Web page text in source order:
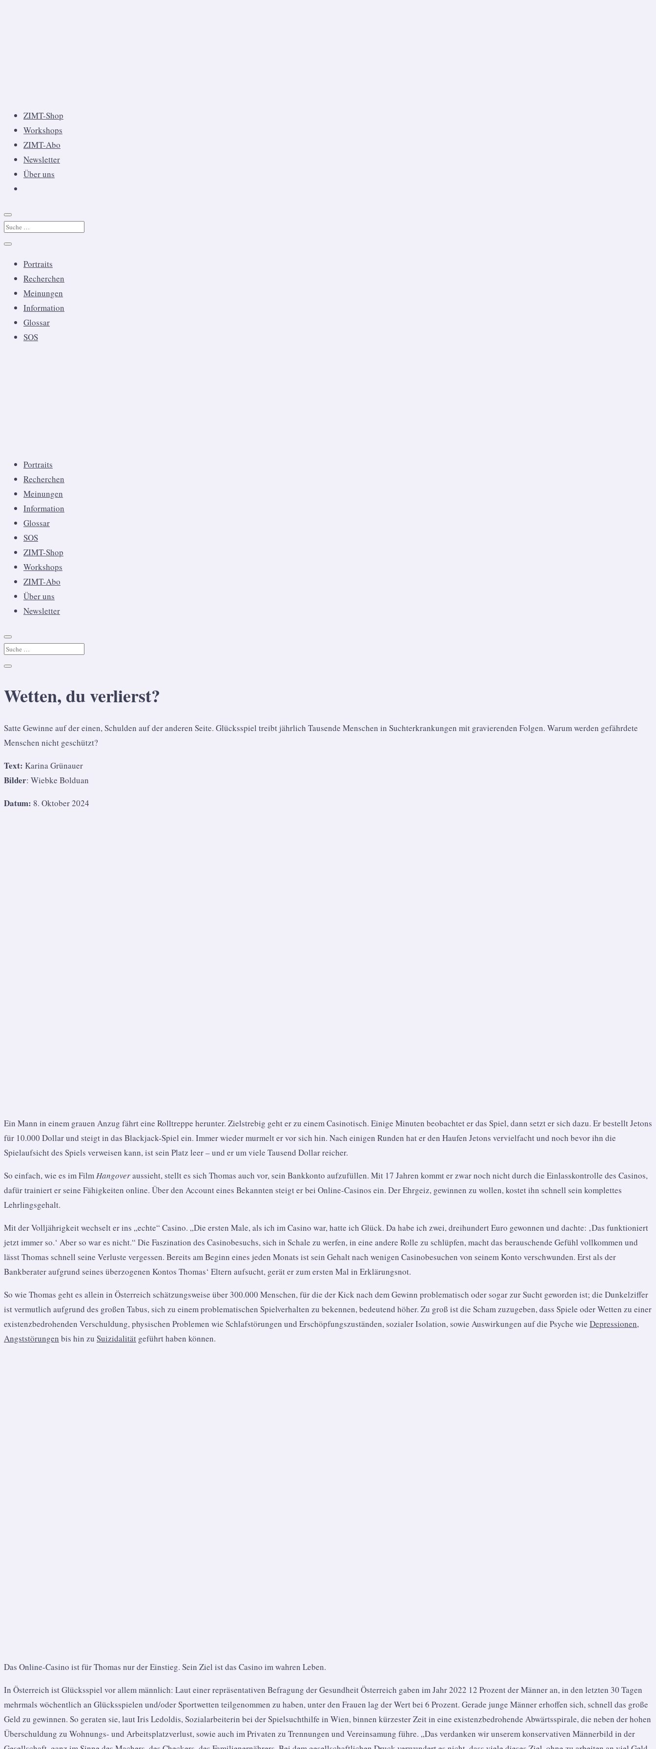
ZIMT-Shop
Workshops
ZIMT-Abo
Newsletter
Über uns
Portraits
Recherchen
Meinungen
Information
Glossar
SOS
Portraits
Recherchen
Meinungen
Information
Glossar
SOS
ZIMT-Shop
Workshops
ZIMT-Abo
Über uns
Newsletter
Wetten, du verlierst?
Satte Gewinne auf der einen, Schulden auf der anderen Seite. Glücksspiel treibt jährlich Tausende Menschen in Suchterkrankungen mit gravierenden Folgen. Warum werden gefährdete
Menschen nicht geschützt?
Text: Karina Grünauer
Bilder: Wiebke Bolduan
Datum: 8. Oktober 2024
Ein Mann in einem grauen Anzug fährt eine Rolltreppe herunter. Zielstrebig geht er zu einem Casinotisch. Einige Minuten beobachtet er das Spiel, dann setzt er sich dazu. Er bestellt Jetons
für 10.000 Dollar und steigt in das Blackjack-Spiel ein. Immer wieder murmelt er vor sich hin. Nach einigen Runden hat er den Haufen Jetons vervielfacht und noch bevor ihn die
Spielaufsicht des Spiels verweisen kann, ist sein Platz leer – und er um viele Tausend Dollar reicher.
So einfach, wie es im FilmHangoveraussieht, stellt es sich Thomas auch vor, sein Bankkonto aufzufüllen. Mit 17 Jahren kommt er zwar noch nicht durch die Einlasskontrolle des Casinos,
dafür trainiert er seine Fähigkeiten online. Über den Account eines Bekannten steigt er bei Online-Casinos ein. Der Ehrgeiz, gewinnen zu wollen, kostet ihn schnell sein komplettes
Lehrlingsgehalt.
Mit der Volljährigkeit wechselt er ins „echte“ Casino. „Die ersten Male, als ich im Casino war, hatte ich Glück. Da habe ich zwei, dreihundert Euro gewonnen und dachte: ‚Das funktioniert
jetzt immer so.‘ Aber so war es nicht.“ Die Faszination des Casinobesuchs, sich in Schale zu werfen, in eine andere Rolle zu schlüpfen, macht das berauschende Gefühl vollkommen und
lässt Thomas schnell seine Verluste vergessen. Bereits am Beginn eines jeden Monats ist sein Gehalt nach wenigen Casinobesuchen von seinem Konto verschwunden. Erst als der
Bankberater aufgrund seines überzogenen Kontos Thomas‘ Eltern aufsucht, gerät er zum ersten Mal in Erklärungsnot.
So wie Thomas geht es allein in Österreich schätzungsweise über 300.000 Menschen, für die der Kick nach dem Gewinn problematisch oder sogar zur Sucht geworden ist; die Dunkelziffer
ist vermutlich aufgrund des großen Tabus, sich zu einem problematischen Spielverhalten zu bekennen, bedeutend höher. Zu groß ist die Scham zuzugeben, dass Spiele oder Wetten zu einer
existenzbedrohenden Verschuldung, physischen Problemen wie Schlafstörungen und Erschöpfungszuständen, sozialer Isolation, sowie Auswirkungen auf die Psyche wie Depressionen,
Angststörungen bis hin zu Suizidalität geführt haben können.
Das Online-Casino ist für Thomas nur der Einstieg. Sein Ziel ist das Casino im wahren Leben.
In Österreich ist Glücksspiel vor allem männlich: Laut einer repräsentativen Befragung der Gesundheit Österreich gaben im Jahr 2022 12 Prozent der Männer an, in den letzten 30 Tagen
mehrmals wöchentlich an Glücksspielen und/oder Sportwetten teilgenommen zu haben, unter den Frauen lag der Wert bei 6 Prozent. Gerade junge Männer erhoffen sich, schnell das große
Geld zu gewinnen. So geraten sie, laut Iris Ledoldis, Sozialarbeiterin bei der Spielsuchthilfe in Wien, binnen kürzester Zeit in eine existenzbedrohende Abwärtsspirale, die neben der hohen
Überschuldung zu Wohnungs- und Arbeitsplatzverlust, sowie auch im Privaten zu Trennungen und Vereinsamung führe. „Das verdanken wir unserem konservativen Männerbild in der